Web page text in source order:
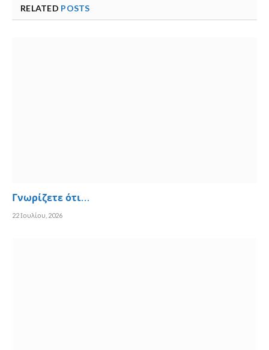
RELATED POSTS
Γνωρίζετε ότι…
22 Ιουλίου, 2026